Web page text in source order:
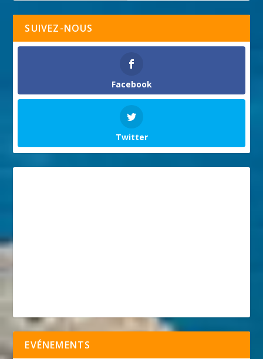
SUIVEZ-NOUS
Facebook
Twitter
EVÉNEMENTS